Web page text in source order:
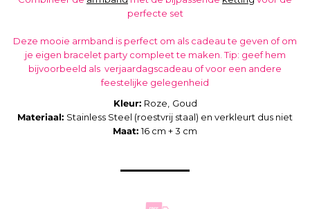
perfecte set
Deze mooie armband is perfect om als cadeau te geven of om
je eigen bracelet party compleet te maken. Tip: geef hem
bijvoorbeeld als verjaardagscadeau of voor een andere
feestelijke gelegenheid
Kleur: Roze, Goud
Materiaal: Stainless Steel (roestvrij staal) en verkleurt dus niet
Maat:16 cm + 3 cm